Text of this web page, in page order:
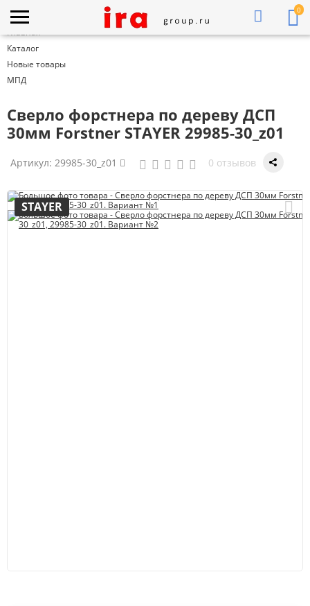
0
Главная
Каталог
Новые товары
МПД
Cверло форстнера по дереву ДСП
30мм Forstner STAYER 29985-30_z01
Артикул: 29985-30_z01 0 отзывов
STAYER